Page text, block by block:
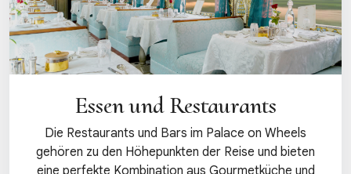
Essen und Restaurants
Die Restaurants und Bars im Palace on Wheels
gehören zu den Höhepunkten der Reise und bieten